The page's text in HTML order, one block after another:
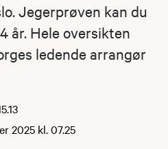
Jegerprøven kan du
år. Hele oversikten
ledende arrangør
2025 kl. 07.25